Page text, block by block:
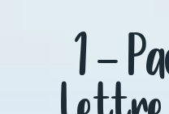
1 –